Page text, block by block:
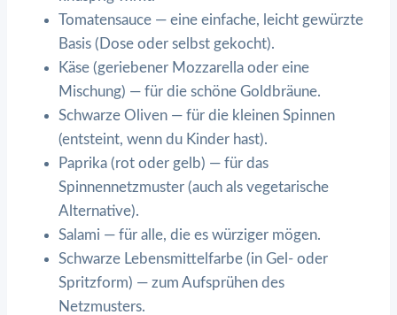
Tomatensauce — eine einfache, leicht gewürzte
Basis (Dose oder selbst gekocht).
Käse (geriebener Mozzarella oder eine
Mischung) — für die schöne Goldbräune.
Schwarze Oliven — für die kleinen Spinnen
(entsteint, wenn du Kinder hast).
Paprika (rot oder gelb) — für das
Spinnennetzmuster (auch als vegetarische
Alternative).
Salami — für alle, die es würziger mögen.
Schwarze Lebensmittelfarbe (in Gel- oder
Spritzform) — zum Aufsprühen des
Netzmusters.